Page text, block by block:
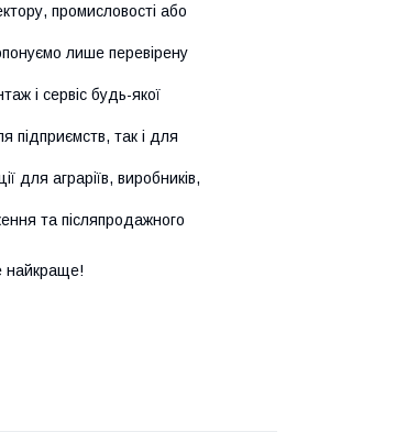
промисловості або
лише перевірену
і сервіс будь-якої
підприємств, так і для
для аграріїв, виробників,
та післяпродажного
найкраще!